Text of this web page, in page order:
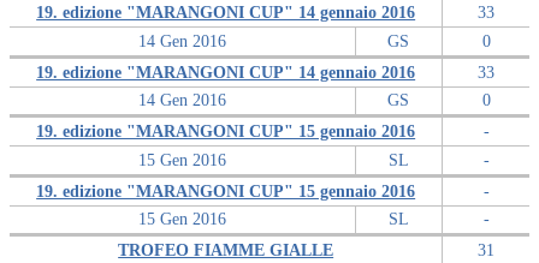
14 Gen 2016
19. edizione "MARANGONI CUP" 14 gennaio 2016
GS
33
0
14 Gen 2016
19. edizione "MARANGONI CUP" 14 gennaio 2016
GS
33
0
15 Gen 2016
19. edizione "MARANGONI CUP" 15 gennaio 2016
SL
-
-
15 Gen 2016
19. edizione "MARANGONI CUP" 15 gennaio 2016
SL
-
-
TROFEO FIAMME GIALLE
31